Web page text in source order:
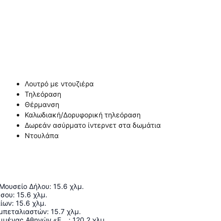
Λουτρό με ντουζιέρα
Τηλεόραση
Θέρμανση
Καλωδιακή/Δορυφορική τηλεόραση
Δωρεάν ασύρματο ίντερνετ στα δωμάτια
Ντουλάπα
Δήλου: 15.6 χλμ.
: 15.6 χλμ.
: 15.6 χλμ.
: 15.7 χλμ.